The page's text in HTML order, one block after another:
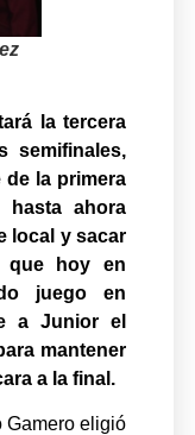
la tercera
semifinales,
de la primera
hasta ahora
local y sacar
que hoy en
juego en
a Junior el
mantener
a la final.
Gamero eligió